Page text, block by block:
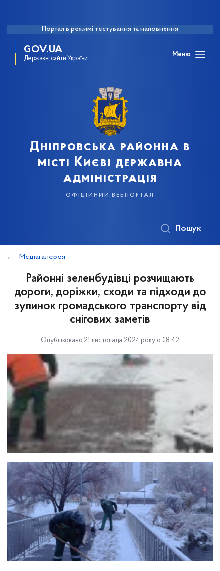
Портал в режимі тестування та наповнення
GOV.UA
Державні сайти України
Меню
Дніпровська районна в
місті Києві державна
адміністрація
офіційний вебпортал
Пошук
Медіагалерея
Районні зеленбудівці розчищають
дороги, доріжки, сходи та підходи до
зупинок громадського транспорту від
снігових заметів
Опубліковано 21 листопада 2024 року о 08:42